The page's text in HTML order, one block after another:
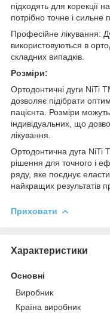
підходять для корекції
потрібно точне і сильне
Професійне лікування:
використовуються в
складних випадків.
Розміри:
Ортодонтичні дуги NiTi
дозволяє підібрати
пацієнта. Розміри
індивідуальних, що
лікування.
Ортодонтична дуга NiTi
рішення для точного і
ряду, яке поєднує
найкращих результатів
Приховати
Характеристики
Основні
Виробник
Країна виробник